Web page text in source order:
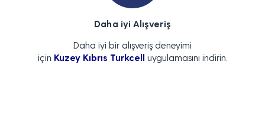
Daha iyi Alışveriş
Daha iyi bir alışveriş deneyimi
için Kuzey Kıbrıs Turkcell uygulamasını indirin.